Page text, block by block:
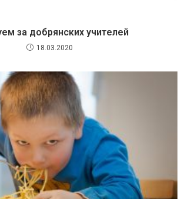
за добрянских учителей
18.03.2020